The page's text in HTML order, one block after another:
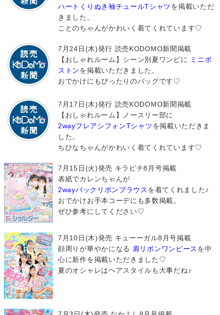
ハートくりぬき袖チュールTシャツを掲載いただ
きました。
ことのちゃんがかわいく着てくれています♡
7月24日(木)発行 読売KODOMO新聞掲載
【おしゃれルーム】シーン別夏ワンピに ミニボ
ストンを掲載いただきました。
おでかけにもぴったりのバッグです♡
7月17日(木)発行 読売KODOMO新聞掲載
【おしゃれルーム】ノースリー部に
2wayフレアシフォンTシャツを掲載いただきま
した。
ちひなちゃんがかわいく着てくれています♡
7月15日(火)発売 キラピチ8月号掲載
表紙でカレンちゃんが
2wayバックリボンブラウス を着てくれました♪
おでかけお手本コーデにも多数掲載。
ぜひ参考にしてください♡
7月10日(木)発売 キューーガル8月号掲載
顔周りが華やかになる
肩リボンワンピース を中
心に新作を掲載いただきました♡
夏のオシャレはヘアスタイルも大事だね♪